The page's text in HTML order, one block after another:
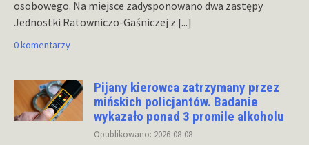
osobowego. Na miejsce zadysponowano dwa zastępy
Jednostki Ratowniczo-Gaśniczej z [...]
0 komentarzy
Pijany kierowca zatrzymany przez
mińskich policjantów. Badanie
wykazało ponad 3 promile alkoholu
Opublikowano: 2026-08-08